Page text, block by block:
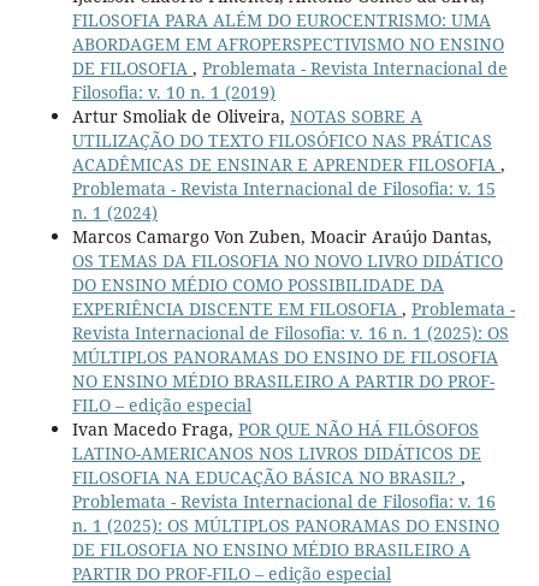
FILOSOFIA PARA ALÉM DO EUROCENTRISMO: UMA
ABORDAGEM EM AFROPERSPECTIVISMO NO ENSINO
DE FILOSOFIA , Problemata - Revista Internacional de
Filosofia: v. 10 n. 1 (2019)
Artur Smoliak de Oliveira, NOTAS SOBRE A
UTILIZAÇÃO DO TEXTO FILOSÓFICO NAS PRÁTICAS
ACADÊMICAS DE ENSINAR E APRENDER FILOSOFIA ,
Problemata - Revista Internacional de Filosofia: v. 15
n. 1 (2024)
Marcos Camargo Von Zuben, Moacir Araújo Dantas,
OS TEMAS DA FILOSOFIA NO NOVO LIVRO DIDÁTICO
DO ENSINO MÉDIO COMO POSSIBILIDADE DA
EXPERIÊNCIA DISCENTE EM FILOSOFIA , Problemata -
Revista Internacional de Filosofia: v. 16 n. 1 (2025): OS
MÚLTIPLOS PANORAMAS DO ENSINO DE FILOSOFIA
NO ENSINO MÉDIO BRASILEIRO A PARTIR DO PROF-
FILO – edição especial
Ivan Macedo Fraga, POR QUE NÃO HÁ FILÓSOFOS
LATINO-AMERICANOS NOS LIVROS DIDÁTICOS DE
FILOSOFIA NA EDUCAÇÃO BÁSICA NO BRASIL? ,
Problemata - Revista Internacional de Filosofia: v. 16
n. 1 (2025): OS MÚLTIPLOS PANORAMAS DO ENSINO
DE FILOSOFIA NO ENSINO MÉDIO BRASILEIRO A
PARTIR DO PROF-FILO – edição especial